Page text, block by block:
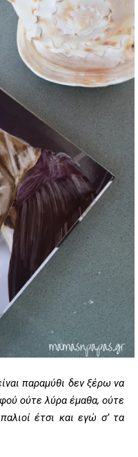
παραμύθι δεν ξέρω να
ούτε λύρα έμαθα, ούτε
έτσι και εγώ σ’ τα